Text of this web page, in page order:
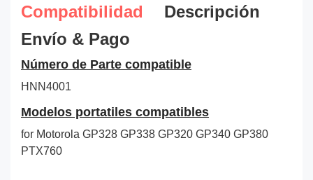
Compatibilidad
Descripción
Envío & Pago
Número de Parte compatible
HNN4001
Modelos portatiles compatibles
for Motorola GP328 GP338 GP320 GP340 GP380
PTX760